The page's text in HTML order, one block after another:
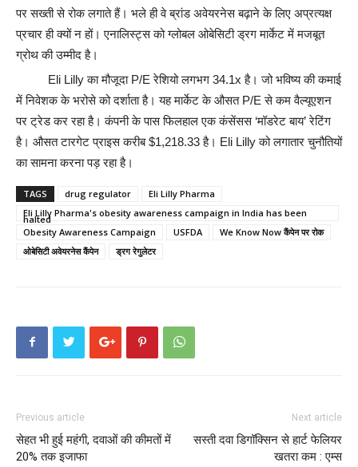
पर सख्ती से रोक लगाते हैं। भले ही वे ब्रांड अवेयरनेस बढ़ाने के लिए अप्रत्यक्ष
प्रचार ही क्यों न हों। एनालिस्ट्स को ग्लोबल ओबेसिटी ड्रग मार्केट में मजबूत
ग्रोथ की उम्मीद है।
Eli Lilly का मौजूदा P/E रेशियो लगभग 34.1x है। जो भविष्य की कमाई
में निवेशक के भरोसे को दर्शाता है। यह मार्केट के औसत P/E से कम वैल्यूएशन
पर ट्रेड कर रहा है। कंपनी के पास फिलहाल एक कंसेंसस ‘मॉडरेट बाय’ रेटिंग
है। औसत टारगेट प्राइस करीब $1,218.33 है। Eli Lilly को लगातार चुनौतियों
का सामना करना पड़ रहा है।
TAGS drug regulator
Eli Lilly Pharma
Eli Lilly Pharma's obesity awareness campaign in India has been
halted
Obesity Awareness Campaign
USFDA
We Know Now कैंपेन पर रोक
ओबेसिटी अवेयरनेस कैंपेन
ड्रग रेगुलेटर
Previous article
सेहत भी हुई महंगी, दवाओं की कीमतों में
20% तक इजाफा
Next article
सस्ती दवा डिगॉक्सिन से हार्ट फेलियर
खतरा कम : एम्स